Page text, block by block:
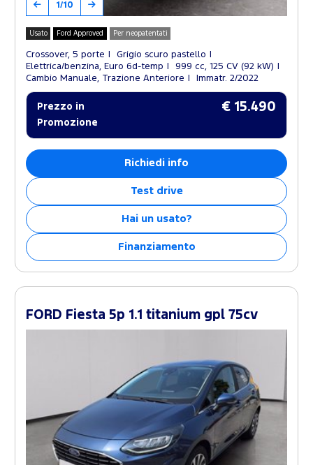
1/10
Usato Ford Approved Per neopatentati
Crossover, 5 porte
Grigio scuro pastello
Elettrica/benzina, Euro 6d-temp
999 cc, 125 CV (92 kW)
Cambio Manuale, Trazione Anteriore
Immatr. 2/2022
Prezzo in
Promozione
€ 15.490
Richiedi info
Test drive
Hai un usato?
Finanziamento
FORD Fiesta 5p 1.1 titanium gpl 75cv